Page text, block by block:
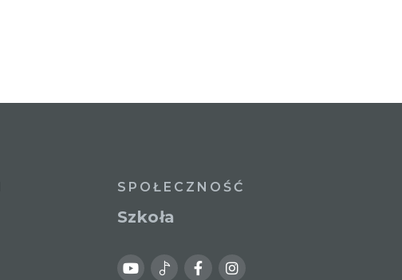
SPOŁECZNOŚĆ
Szkoła